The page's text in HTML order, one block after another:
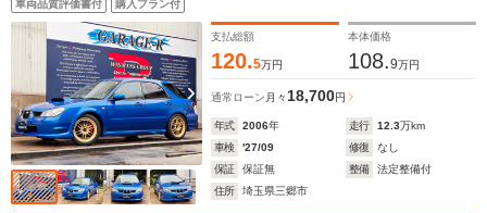
速MT タイミングベルト交換済
車両品質評価書付 購入プラン付
支払総額
120.5万円
本体価格
108.9万円
通常ローン 月々18,700円
年式 2006年 走行 12.3万km
車検
'27/09 修復
なし
保証
保証無 整備
法定整備付
住所
埼玉県三郷市